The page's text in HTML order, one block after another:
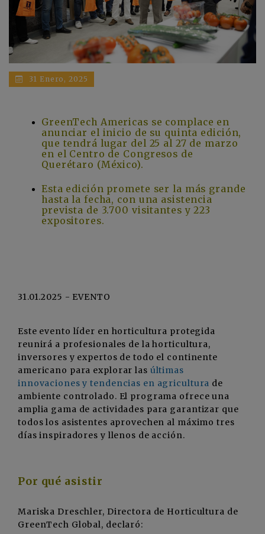
31 Enero, 2025
GreenTech Americas se complace en
anunciar el inicio de su quinta edición,
que tendrá lugar del 25 al 27 de marzo
en el Centro de Congresos de
Querétaro (México).
Esta edición promete ser la más grande
hasta la fecha, con una asistencia
prevista de 3.700 visitantes y 223
expositores.
31.01.2025 - EVENTO
Este evento líder en horticultura protegida
reunirá a profesionales de la horticultura,
inversores y expertos de todo el continente
americano para explorar las últimas
innovaciones y tendencias en agricultura de
ambiente controlado. El programa ofrece una
amplia gama de actividades para garantizar que
todos los asistentes aprovechen al máximo tres
días inspiradores y llenos de acción.
Por qué asistir
Mariska Dreschler, Directora de Horticultura de
GreenTech Global, declaró: